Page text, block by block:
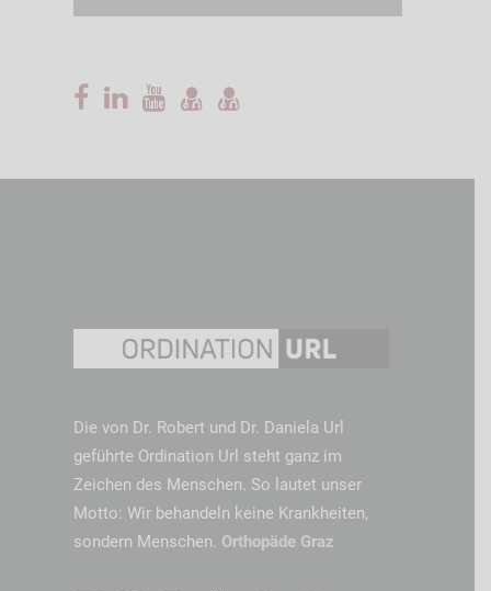
Die von Dr. Robert und Dr. Daniela Url
geführte Ordination Url steht ganz im
Zeichen des Menschen. So lautet unser
Motto: Wir behandeln keine Krankheiten,
sondern Menschen. Orthopäde Graz